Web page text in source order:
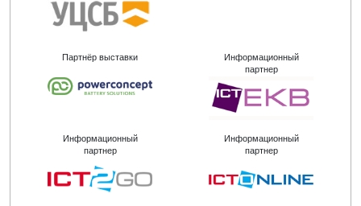
Партнёр выставки
Информационный
партнер
Информационный
партнер
Информационный
партнер